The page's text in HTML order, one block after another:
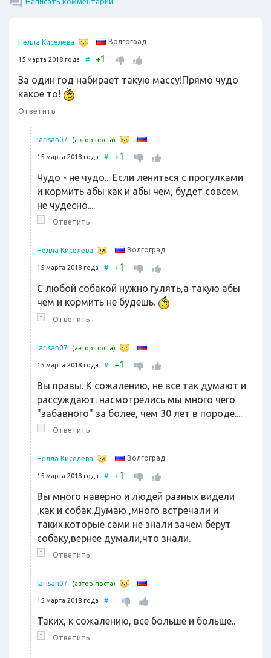
Нелла Киселева Волгоград
15 марта 2018 года # +1
За один год набирает такую массу!Прямо чудо
какое то!
Ответить
larisan07 (автор поста)
15 марта 2018 года # +1
Чудо - не чудо... Если лениться с прогулками
и кормить абы как и абы чем, будет совсем
не чудесно....
↑ Ответить
Нелла Киселева Волгоград
15 марта 2018 года # +1
С любой собакой нужно гулять,а такую абы
чем и кормить не будешь.
↑ Ответить
larisan07 (автор поста)
15 марта 2018 года # +1
Вы правы. К сожалению, не все так думают и
рассуждают. насмотрелись мы много чего
"забавного" за более, чем 30 лет в породе....
↑ Ответить
Нелла Киселева Волгоград
15 марта 2018 года # +1
Вы много наверно и людей разных видели
,как и собак.Думаю ,много встречали и
таких.которые сами не знали зачем берут
собаку,вернее думали,что знали.
↑ Ответить
larisan07 (автор поста)
15 марта 2018 года #
Таких, к сожалению, все больше и больше..
↑ Ответить